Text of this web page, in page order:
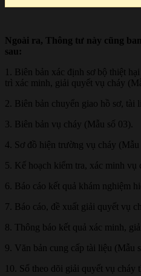
Ngoài ra, Thông tư này cũng
sau:
1. Biên bản xác định sơ bộ thiệt
trì xác minh, giải quyết vụ cháy
2. Biên bản chuyển giao hồ sơ, tài
3. Biên bản vụ cháy (Mẫu số 03).
4. Sơ đồ hiện trường vụ cháy (Mẫu
5. Kế hoạch kiểm tra, xác minh vụ
6. Báo cáo kết quả khám nghiệm
7. Báo cáo, đề xuất giải quyết vụ
8. Thông báo kết quả xác minh,
9. Văn bản cung cấp tài liệu (Mẫu
10. Sổ theo dõi giải quyết vụ cháy